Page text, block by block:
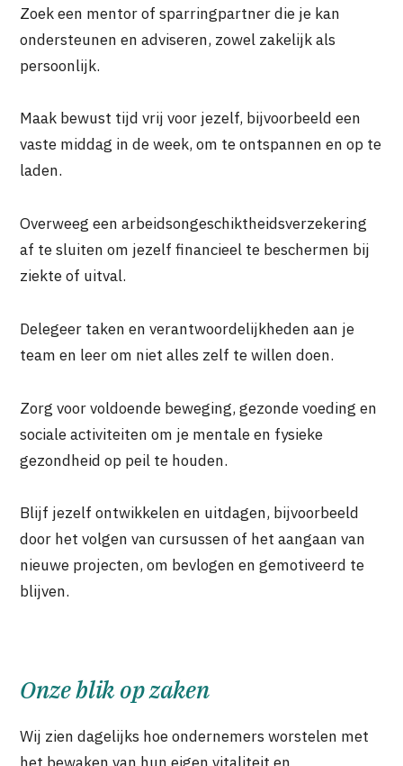
Zoek een mentor of sparringpartner die je kan
ondersteunen en adviseren, zowel zakelijk als
persoonlijk.
Maak bewust tijd vrij voor jezelf, bijvoorbeeld een
vaste middag in de week, om te ontspannen en op te
laden.
Overweeg een arbeidsongeschiktheidsverzekering
af te sluiten om jezelf financieel te beschermen bij
ziekte of uitval.
Delegeer taken en verantwoordelijkheden aan je
team en leer om niet alles zelf te willen doen.
Zorg voor voldoende beweging, gezonde voeding en
sociale activiteiten om je mentale en fysieke
gezondheid op peil te houden.
Blijf jezelf ontwikkelen en uitdagen, bijvoorbeeld
door het volgen van cursussen of het aangaan van
nieuwe projecten, om bevlogen en gemotiveerd te
blijven.
Onze blik op zaken
Wij zien dagelijks hoe ondernemers worstelen met
het bewaken van hun eigen vitaliteit en